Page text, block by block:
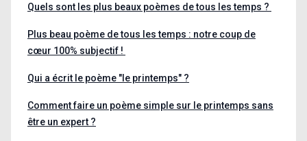
Quels sont les plus beaux poèmes de tous les temps ?
Plus beau poème de tous les temps : notre coup de
cœur 100% subjectif !
Qui a écrit le poème "le printemps" ?
Comment faire un poème simple sur le printemps sans
être un expert ?